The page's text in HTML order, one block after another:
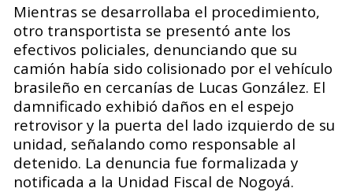
Mientras se desarrollaba el procedimiento,
otro transportista se presentó ante los
efectivos policiales, denunciando que su
camión había sido colisionado por el vehículo
brasileño en cercanías de Lucas González. El
damnificado exhibió daños en el espejo
retrovisor y la puerta del lado izquierdo de su
unidad, señalando como responsable al
detenido. La denuncia fue formalizada y
notificada a la Unidad Fiscal de Nogoyá.